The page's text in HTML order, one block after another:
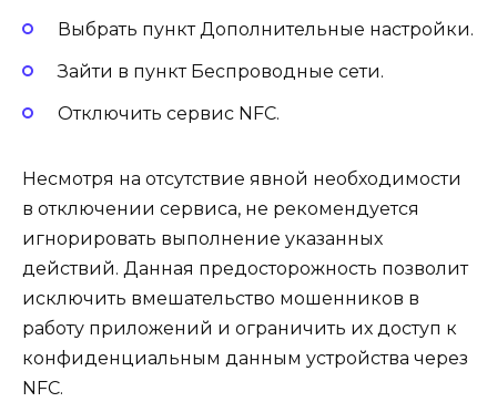
Выбрать пункт Дополнительные настройки.
Зайти в пункт Беспроводные сети.
Отключить сервис NFC.
Несмотря на отсутствие явной необходимости
в отключении сервиса, не рекомендуется
игнорировать выполнение указанных
действий. Данная предосторожность позволит
исключить вмешательство мошенников в
работу приложений и ограничить их доступ к
конфиденциальным данным устройства через
NFC.